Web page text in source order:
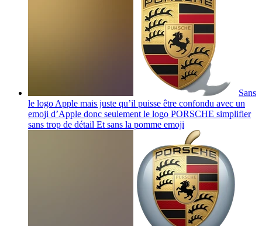
Sans
le logo Apple mais juste qu’il puisse être confondu avec un
emoji d’Apple donc seulement le logo PORSCHE simplifier
sans trop de détail Et sans la pomme emoji